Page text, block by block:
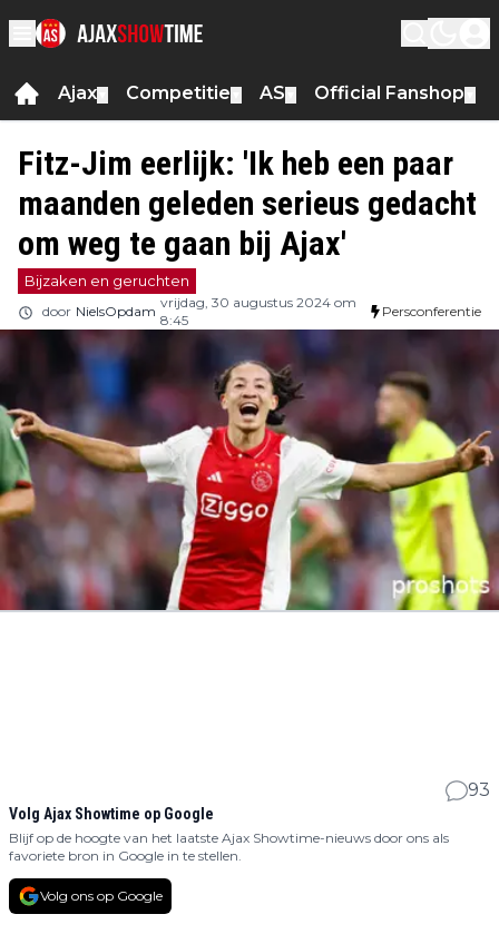
Ajax Competitie AS Official Fanshop
Fitz-Jim eerlijk: 'Ik heb een paar
maanden geleden serieus gedacht
om weg te gaan bij Ajax'
Bijzaken en geruchten
door NielsOpdam
vrijdag, 30 augustus 2024 om
8:45
Persconferentie
93
Volg Ajax Showtime op Google
Blijf op de hoogte van het laatste Ajax Showtime-nieuws door ons als
favoriete bron in Google in te stellen.
Volg ons op Google